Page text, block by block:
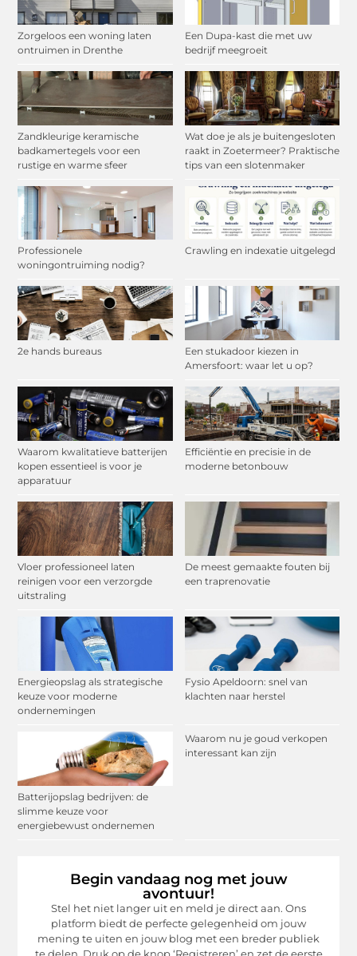
Zorgeloos een woning laten
ontruimen in Drenthe
Een Dupa-kast die met uw
bedrijf meegroeit
Zandkleurige keramische
badkamertegels voor een
rustige en warme sfeer
Wat doe je als je buitengesloten
raakt in Zoetermeer? Praktische
tips van een slotenmaker
Professionele
woningontruiming nodig?
Crawling en indexatie uitgelegd
2e hands bureaus
Een stukadoor kiezen in
Amersfoort: waar let u op?
Waarom kwalitatieve batterijen
kopen essentieel is voor je
apparatuur
Efficiëntie en precisie in de
moderne betonbouw
Vloer professioneel laten
reinigen voor een verzorgde
uitstraling
De meest gemaakte fouten bij
een traprenovatie
Energieopslag als strategische
keuze voor moderne
ondernemingen
Fysio Apeldoorn: snel van
klachten naar herstel
Batterijopslag bedrijven: de
slimme keuze voor
energiebewust ondernemen
Waarom nu je goud verkopen
interessant kan zijn
Begin vandaag nog met jouw
avontuur!
Stel het niet langer uit en meld je direct aan. Ons
platform biedt de perfecte gelegenheid om jouw
mening te uiten en jouw blog met een breder publiek